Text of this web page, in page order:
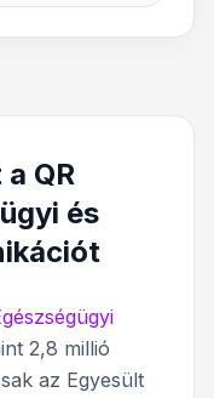
QR
és
2,8 millió
az Egyesült